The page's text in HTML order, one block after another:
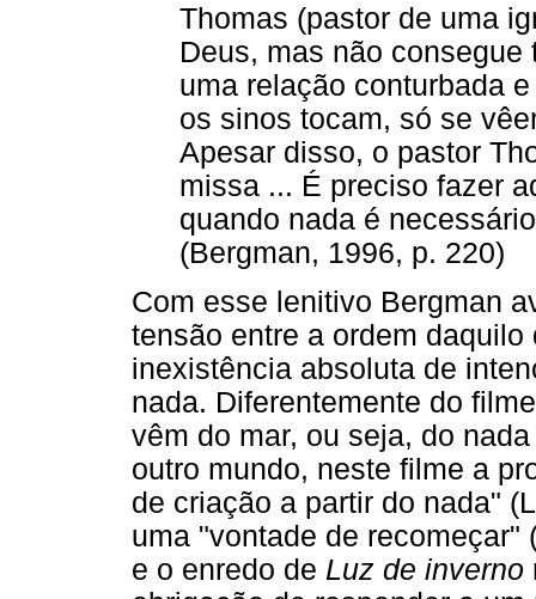
Thomas (pastor de uma
Deus, mas não
uma relação conturbada
os sinos tocam, só se
Apesar disso, o pastor
missa ... É preciso fazer
quando nada é
(Bergman, 1996, p. 220)
Com esse lenitivo Bergman
tensão entre a ordem
inexistência absoluta de
nada. Diferentemente do
vêm do mar, ou seja, do
outro mundo, neste filme a
de criação a partir do nada"
uma "vontade de recomeçar"
e o enredo de Luz de inverno